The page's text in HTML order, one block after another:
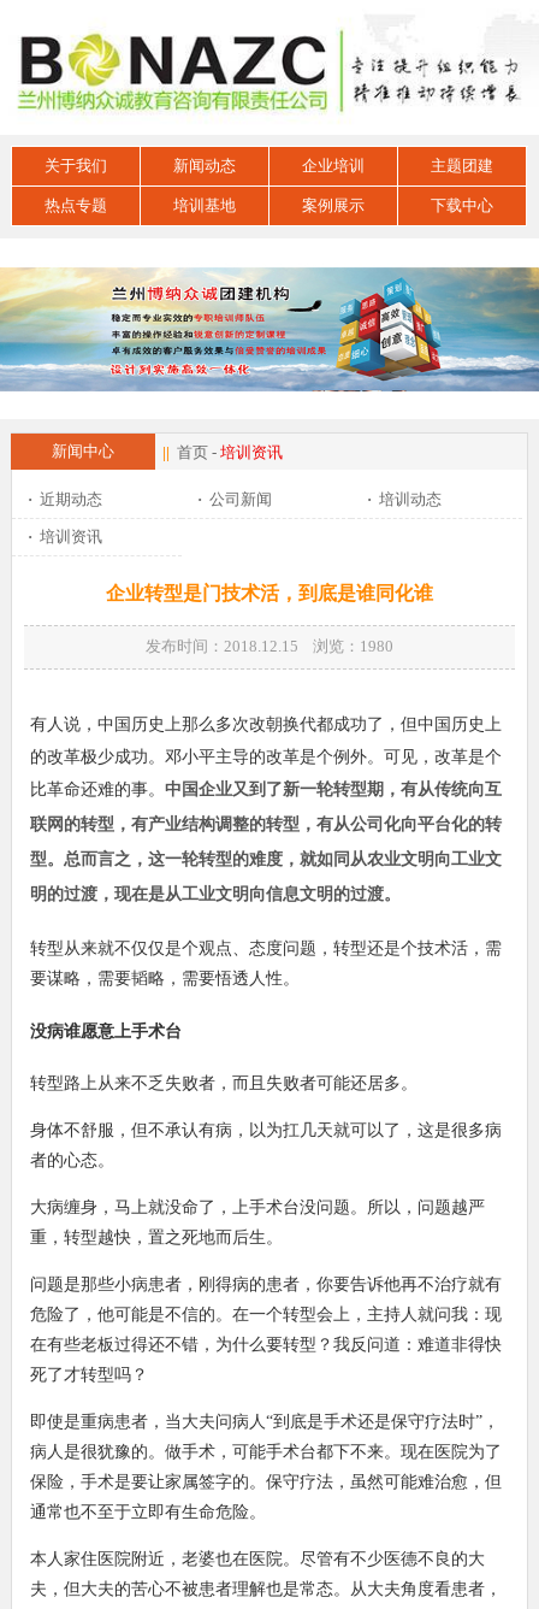
关于我们 新闻动态 企业培训 主题团建
热点专题 培训基地 案例展示 下载中心
新闻中心 || 首页- 培训资讯
· 近期动态 · 公司新闻 · 培训动态
· 培训资讯
企业转型是门技术活，到底是谁同化谁
发布时间：2018.12.15 浏览： 1980
有人说，中国历史上那么多次改朝换代都成功了，但中国历史上
的改革极少成功。 邓小平主导的改革是个例 外。可见，改革是个
比革命还难的事。 中国企业又到了新一轮转型期，有从传统向互
联网的转型，有产业结构调整的转型，有从公司化向平台化的转
型。总而言之，这一轮转型的难度，就如同从农业文明向工业文
明的过渡，现在是从工业文明向信息文明的过渡。
转型从来就不仅仅是个观点、态度问题，转型还是个技术活，需
要谋略，需要韬略，需要悟透人性。
没病谁愿意上手术台
转型路上从来不乏失败者，而且失败者可能还居多。
身体不舒服，但不承认有病，以为扛几天就可以了，这是很多病
者的心态。
大病缠身，马上就没命了，上手术台没问题。所以，问题越严
重，转型越快，置之死地而后生。
问题是那些小病患者，刚得病的患者，你要告诉他再不治疗就有
危险了，他可能是不信的。在一个转型会上，主持人就问我：现
在有些老板过得还不错，为什么要转型？我反问道：难道非得快
死了才转型吗？
即使是重病患者，当大夫问病人“到底是手术还是保守疗法时”，
病人是很犹豫的。做手术，可能手术台都下不来。现在医院为了
保险，手术是要让家属签字的。保守疗法，虽然可能难治愈，但
通常也不至于立即有生命危险。
本人家住医院附近，老婆也在医院。尽管有不少医德不良的大
夫，但大夫的苦心不被患者理解也是常态。从大夫角度看患者，